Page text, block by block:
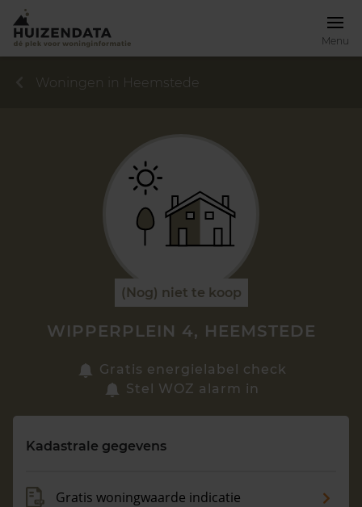
Menu
Zoek een woning
Maandag t/m vrijdag - 08:00 -18:00
Woningen in Heemstede
(Nog) niet te koop
WIPPERPLEIN 4, HEEMSTEDE
Gratis energielabel check
Stel WOZ alarm in
Kadastrale gegevens
Gratis woningwaarde indicatie